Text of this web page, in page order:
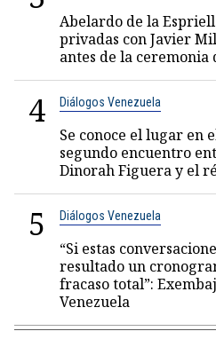
Abelardo de la
privadas con Javier
antes de la ceremonia
4 Diálogos Venezuela
Se conoce el lugar en
segundo encuentro
Dinorah Figuera y el
5 Diálogos Venezuela
“Si estas
resultado un
fracaso total”:
Venezuela